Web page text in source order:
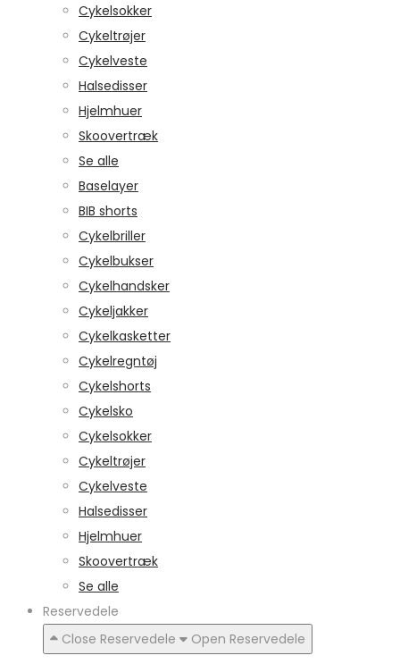
Cykelsokker
Cykeltrøjer
Cykelveste
Halsedisser
Hjelmhuer
Skoovertræk
Se alle
Baselayer
BIB shorts
Cykelbriller
Cykelbukser
Cykelhandsker
Cykeljakker
Cykelkasketter
Cykelregntøj
Cykelshorts
Cykelsko
Cykelsokker
Cykeltrøjer
Cykelveste
Halsedisser
Hjelmhuer
Skoovertræk
Se alle
Reservedele
Close Reservedele
Open Reservedele